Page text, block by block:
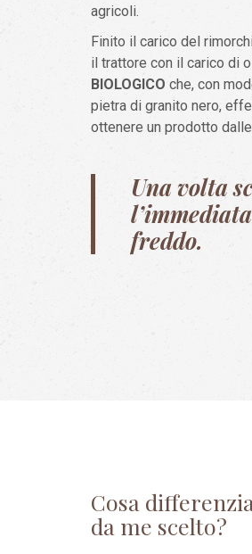
agricoli.
Finito il carico del
il trattore con il carico di
BIOLOGICO che, con
pietra di granito nero,
ottenere un prodotto
Una volta
freddo.
Cosa
da me scelto?